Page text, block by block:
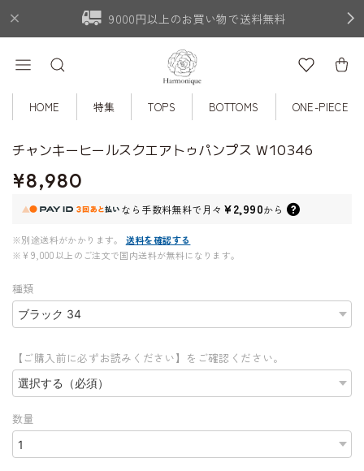
9000円以上のお買い物で送料無料
HOME 特集 TOPS BOTTOMS ONE-PIECE
チャンキーヒールスクエアトゥパンプス W10346
¥8,980
なら 手数料無料で月々 ¥2,990から
※別途送料がかかります。
送料を確認する
※¥9,000以上のご注文で国内送料が無料になります。
種類
【ご購入前に必ずお読みください】をご確認ください。
数量